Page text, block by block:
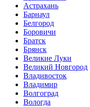
Астрахань
Барнаул
Белгород
Боровичи
Братск
Брянск
Великие Луки
Великий Новгород
Владивосток
Владимир
Волгоград
Вологда